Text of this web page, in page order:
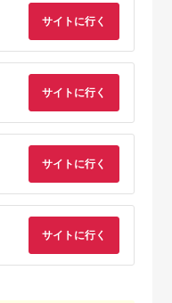
サイトに行く
サイトに行く
サイトに行く
サイトに行く